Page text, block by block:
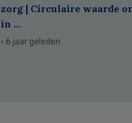
zorg | Circulaire waarde
in ...
· 6 jaar geleden